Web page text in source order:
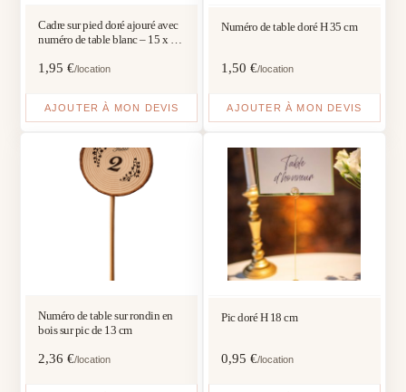
Cadre sur pied doré ajouré avec
numéro de table blanc – 15 x 10
1,95€/location
AJOUTER À MON DEVIS
Numéro de table doré H 35 cm
1,50 €/location
AJOUTER À MON DEVIS
Numéro de table sur rondin en
bois sur pic de 13 cm
2,36€/location
Pic doré H 18 cm
0,95 €/location